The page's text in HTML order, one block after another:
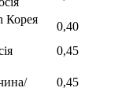
Корея
0,40
0,45
0,45